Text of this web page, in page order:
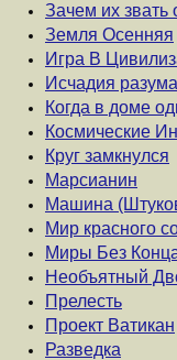
Зачем их звать
Земля Осенняя
Игра В
Исчадия разума
Когда в доме
Космические
Круг замкнулся
Марсианин
Машина
Мир красного
Миры Без
Необъятный
Прелесть
Проект Ватикан
Разведка